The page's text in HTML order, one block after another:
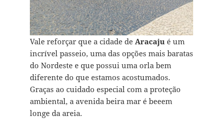
Vale reforçar que a cidade de Aracajué um
incrível passeio, uma das opções mais baratas
do Nordeste e que possui uma orla bem
diferente do que estamos acostumados.
Graças ao cuidado especial com a proteção
ambiental, a avenida beira mar é beeem
longe da areia.